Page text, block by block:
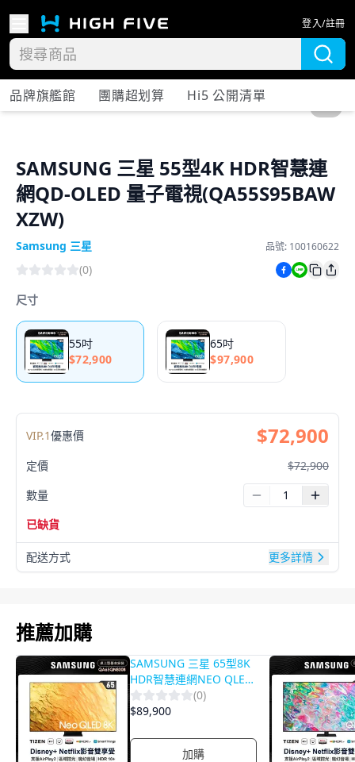
登入/註冊
品牌旗艦館 團購超划算 Hi5 公開清單
SAMSUNG 三星 55型4K HDR智慧連
網QD-OLED 量子電視(QA55S95BAW
XZW)
Samsung 三星 品號: 100160622
(0)
尺寸
55吋
$72,900
65吋
$97,900
VIP.1優惠價 $72,900
定價 $72,900
數量
已缺貨
配送方式 更多詳情
推薦加購
SAMSUNG 三星 65型8K
HDR智慧連網NEO QLED
量子電視
(QA65QN800BWXZW)
(0)
$89,900
加購